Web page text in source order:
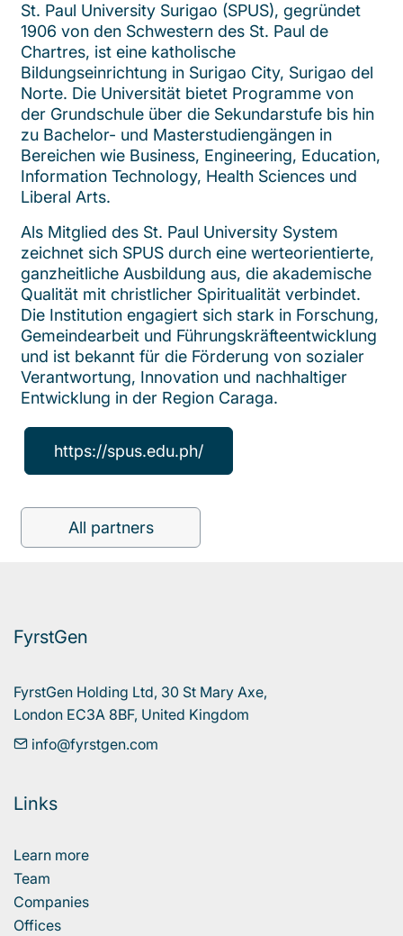
St. Paul University Surigao (SPUS), gegründet
1906 von den Schwestern des St. Paul de
Chartres, ist eine katholische
Bildungseinrichtung in Surigao City, Surigao del
Norte. Die Universität bietet Programme von
der Grundschule über die Sekundarstufe bis hin
zu Bachelor- und Masterstudiengängen in
Bereichen wie Business, Engineering, Education,
Information Technology, Health Sciences und
Liberal Arts.
Als Mitglied des St. Paul University System
zeichnet sich SPUS durch eine werteorientierte,
ganzheitliche Ausbildung aus, die akademische
Qualität mit christlicher Spiritualität verbindet.
Die Institution engagiert sich stark in Forschung,
Gemeindearbeit und Führungskräfteentwicklung
und ist bekannt für die Förderung von sozialer
Verantwortung, Innovation und nachhaltiger
Entwicklung in der Region Caraga.
https://spus.edu.ph/
All partners
FyrstGen
FyrstGen Holding Ltd, 30 St Mary Axe,
London EC3A 8BF, United Kingdom
info@fyrstgen.com
Links
Learn more
Team
Companies
Offices